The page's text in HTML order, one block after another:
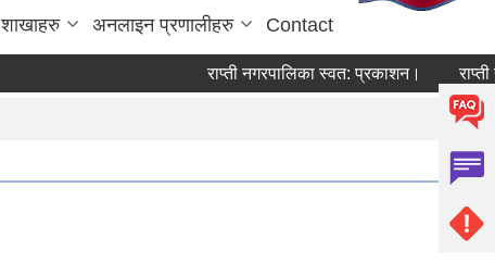
शाखाहरु अनलाइन प्रणालीहरु Contact
राप्ती नगरपालिका स्वत: प्रकाशन। राप्ती